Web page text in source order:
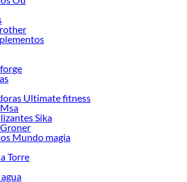
Ultimate fitness
Sika
Mundo magia
Torre